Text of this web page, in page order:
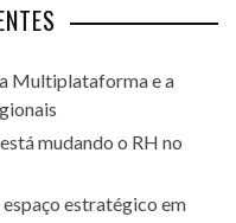
Multiplataforma e a
mudando o RH no
estratégico em